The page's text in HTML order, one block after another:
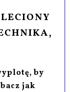
by
jak